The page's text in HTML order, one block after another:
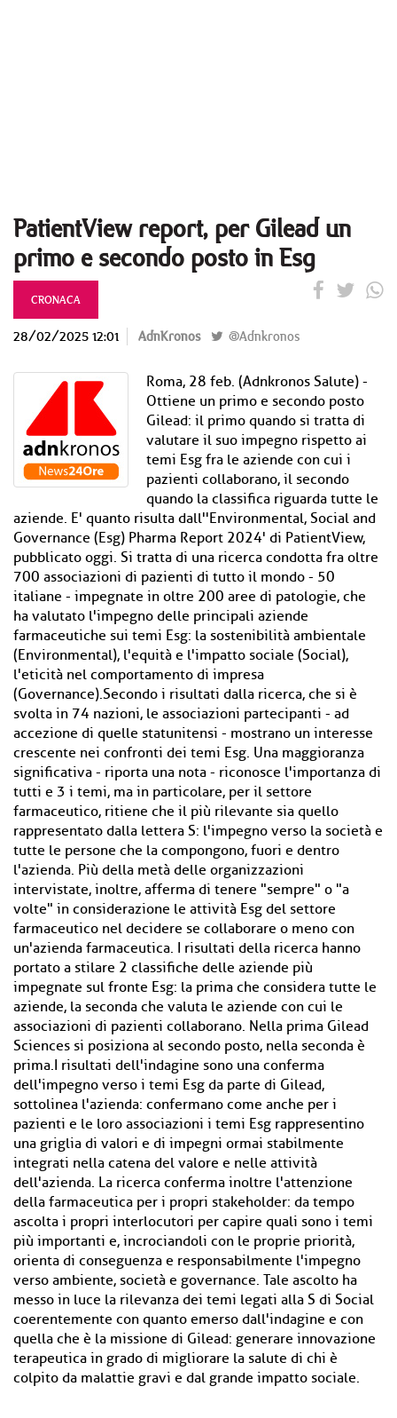
PatientView report, per Gilead un
primo e secondo posto in Esg
CRONACA
28/02/2025 12:01 AdnKronos @Adnkronos
Roma, 28 feb. (Adnkronos Salute) -
Ottiene un primo e secondo posto
Gilead: il primo quando si tratta di
valutare il suo impegno rispetto ai
temi Esg fra le aziende con cui i
pazienti collaborano, il secondo
quando la classifica riguarda tutte le
aziende. E' quanto risulta dall''Environmental, Social and
Governance (Esg) Pharma Report 2024' di PatientView,
pubblicato oggi. Si tratta di una ricerca condotta fra oltre
700 associazioni di pazienti di tutto il mondo - 50
italiane - impegnate in oltre 200 aree di patologie, che
ha valutato l'impegno delle principali aziende
farmaceutiche sui temi Esg: la sostenibilità ambientale
(Environmental), l'equità e l'impatto sociale (Social),
l'eticità nel comportamento di impresa
(Governance).Secondo i risultati dalla ricerca, che si è
svolta in 74 nazioni, le associazioni partecipanti - ad
accezione di quelle statunitensi - mostrano un interesse
crescente nei confronti dei temi Esg. Una maggioranza
significativa - riporta una nota - riconosce l'importanza di
tutti e 3 i temi, ma in particolare, per il settore
farmaceutico, ritiene che il più rilevante sia quello
rappresentato dalla lettera S: l'impegno verso la società e
tutte le persone che la compongono, fuori e dentro
l'azienda. Più della metà delle organizzazioni
intervistate, inoltre, afferma di tenere "sempre" o "a
volte" in considerazione le attività Esg del settore
farmaceutico nel decidere se collaborare o meno con
un'azienda farmaceutica. I risultati della ricerca hanno
portato a stilare 2 classifiche delle aziende più
impegnate sul fronte Esg: la prima che considera tutte le
aziende, la seconda che valuta le aziende con cui le
associazioni di pazienti collaborano. Nella prima Gilead
Sciences si posiziona al secondo posto, nella seconda è
prima.I risultati dell'indagine sono una conferma
dell'impegno verso i temi Esg da parte di Gilead,
sottolinea l'azienda: confermano come anche per i
pazienti e le loro associazioni i temi Esg rappresentino
una griglia di valori e di impegni ormai stabilmente
integrati nella catena del valore e nelle attività
dell'azienda. La ricerca conferma inoltre l'attenzione
della farmaceutica per i propri stakeholder: da tempo
ascolta i propri interlocutori per capire quali sono i temi
più importanti e, incrociandoli con le proprie priorità,
orienta di conseguenza e responsabilmente l'impegno
verso ambiente, società e governance. Tale ascolto ha
messo in luce la rilevanza dei temi legati alla S di Social
coerentemente con quanto emerso dall'indagine e con
quella che è la missione di Gilead: generare innovazione
terapeutica in grado di migliorare la salute di chi è
colpito da malattie gravi e dal grande impatto sociale.